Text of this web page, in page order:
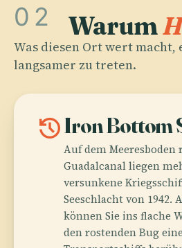
02 Warum
Was diesen Ort wert macht,
langsamer zu treten.
historyIron Bottom
Auf dem Meeresboden
Guadalcanal liegen
versunkene
Seeschlacht von 1942.
können Sie ins flache
den rostenden Bug